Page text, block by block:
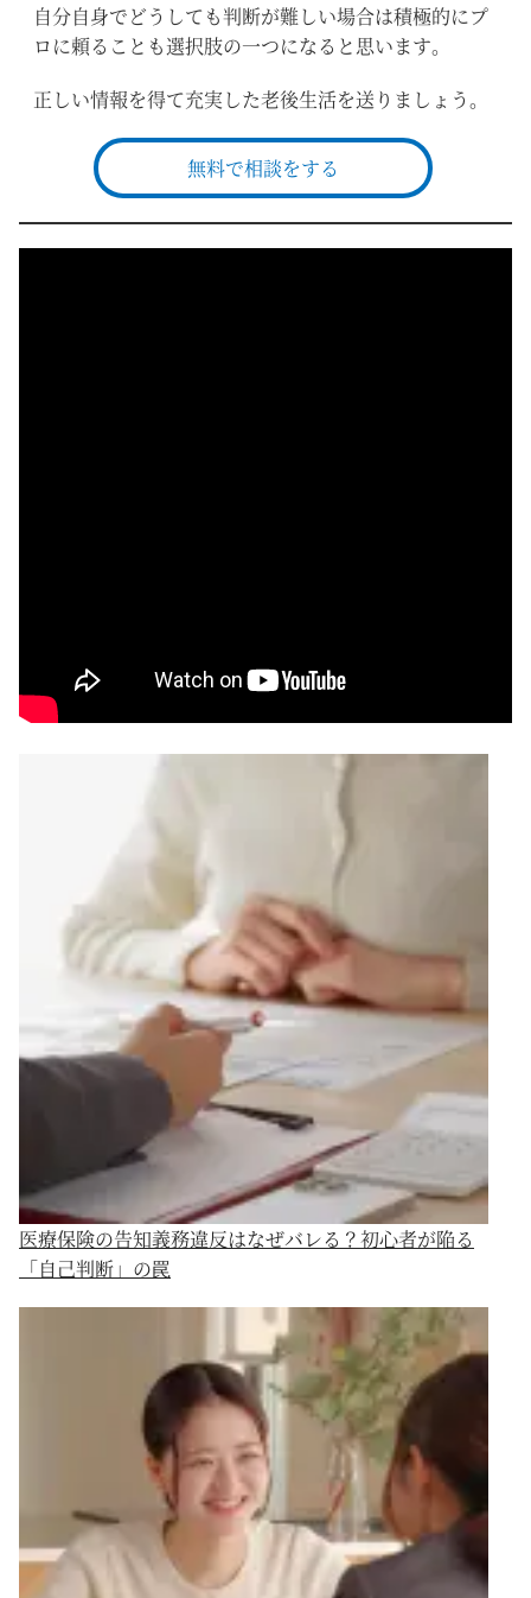
自分自身でどうしても判断が難しい場合は積極的にプ
ロに頼ることも選択肢の一つになると思います。
正しい情報を得て充実した老後生活を送りましょう。
無料で相談をする
医療保険の告知義務違反はなぜバレる？初心者が陥る
「自己判断」の罠